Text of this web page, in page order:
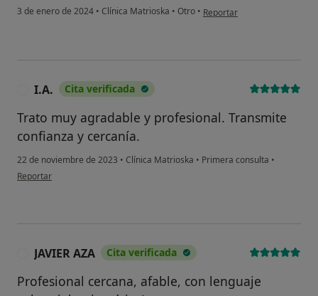
3 de enero de 2024 • Clínica Matrioska • Otro • en opinión del usuario Mari
Reportar
I.A. Cita verificada
Trato muy agradable y profesional. Transmite
confianza y cercanía.
22 de noviembre de 2023 • Clínica Matrioska • Primera consulta •
en opinión del usuario I.A.
Reportar
JAVIER AZA Cita verificada
Profesional cercana, afable, con lenguaje